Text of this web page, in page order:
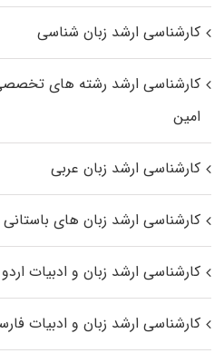
کارشناسی ارشد زبان شناسی
کارشناسی ارشد رﺷﺘﻪ ﻫﺎی
اﻣﻴﻦ
کارشناسی ارشد زبان عربی
کارشناسی ارشد زبان‌ های باستانی
کارشناسی ارشد زبان و ادبیات اردو
کارشناسی ارشد زبان و ادبیات